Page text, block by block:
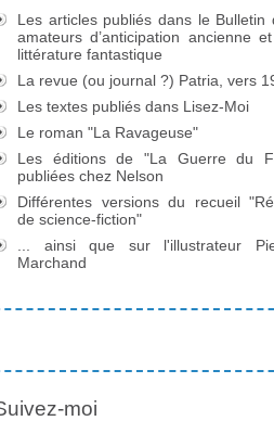
Les articles publiés dans le Bulletin
amateurs d’anticipation ancienne
littérature fantastique
La revue (ou journal ?) Patria, vers
Les textes publiés dans Lisez-Moi
Le roman "La Ravageuse"
Les éditions de "La Guerre du
publiées chez Nelson
Différentes versions du recueil
de science-fiction"
... ainsi que sur l'illustrateur
Marchand
moi